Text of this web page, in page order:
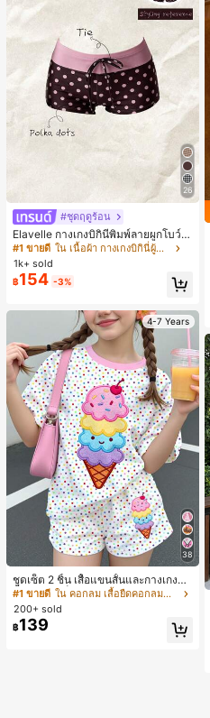
26
#ชุดฤดูร้อน
Elavelle กางเกงบิกินี่พิมพ์ลายผูกโบว์เอ
วสูงสำหรับผู้หญิง, ฤดูใบไม้ผลิ/ฤดูร้อน
#1 ขายดี
ใน เนื้อผ้า กางเกงบิกินี่ผู้หญิง
1k+ sold
฿154 -3%
4-7 Years
38
ชุดเซ็ต 2 ชิ้น เสื้อแขนสั้นและกางเกงขา
สั้นสำหรับเด็กผู้หญิง ลายไอศกรีมฤดูร้อ
น ลายจุดสีสันสดใส สไตล์หวานครีม สไ
ตล์พักผ่อน ลายกราฟิกฤดูร้อน สบาย ชุด
เสื้อผ้าเด็กผู้หญิง Y2k คาวาอี้
#1 ขายดี
ใน คอกลม เสื้อยืดคอกลมสำหรับเด็กผู้หญิง
200+ sold
฿139